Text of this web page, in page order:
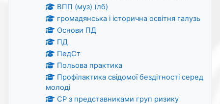
ВПП (муз) (лб)
громадянська і історична освітня галузь
Основи ПД
ПД
ПедСт
Польова практика
Профілактика свідомої бездітності серед
молоді
СР з представниками груп ризику